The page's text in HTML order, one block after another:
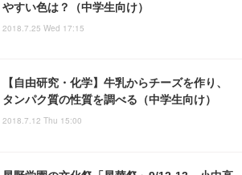
やすい色は？（中学生向け）
2018.7.25 Wed 17:15
【自由研究・化学】牛乳からチーズを作り、
タンパク質の性質を調べる（中学生向け）
2018.7.12 Thu 15:00